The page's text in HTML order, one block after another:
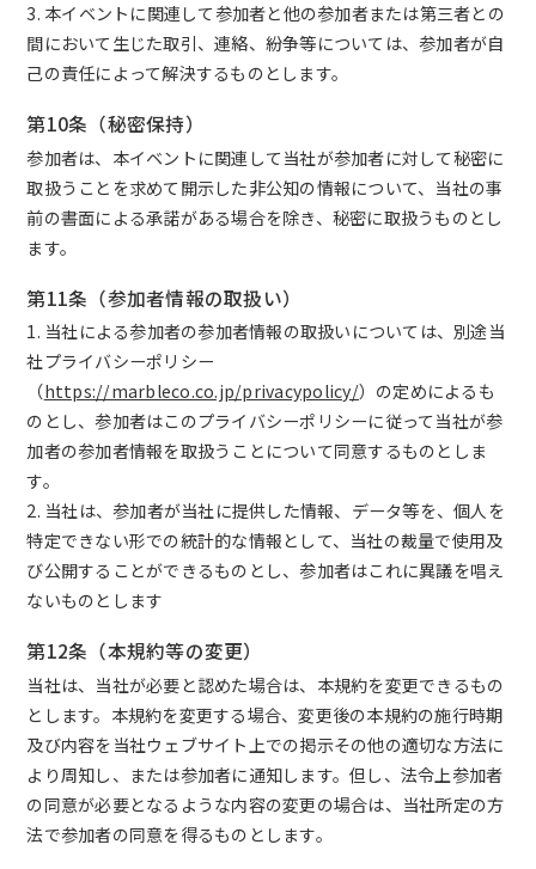
3. 本イベントに関連して参加者と他の参加者または第三者との
間において生じた取引、連絡、紛争等については、参加者が自
己の責任によって解決するものとします。
第10条（秘密保持）
参加者は、本イベントに関連して当社が参加者に対して秘密に
取扱うことを求めて開示した非公知の情報について、当社の事
前の書面による承諾がある場合を除き、秘密に取扱うものとし
ます。
第11条（参加者情報の取扱い）
1. 当社による参加者の参加者情報の取扱いについては、別途当
社プライバシーポリシー
（https://marbleco.co.jp/privacypolicy/）の定めによるも
のとし、参加者はこのプライバシーポリシーに従って当社が参
加者の参加者情報を取扱うことについて同意するものとしま
す。
2. 当社は、参加者が当社に提供した情報、データ等を、個人を
特定できない形での統計的な情報として、当社の裁量で使用及
び公開することができるものとし、参加者はこれに異議を唱え
ないものとします
第12条（本規約等の変更）
当社は、当社が必要と認めた場合は、本規約を変更できるもの
とします。本規約を変更する場合、変更後の本規約の施行時期
及び内容を当社ウェブサイト上での掲示その他の適切な方法に
より周知し、または参加者に通知します。但し、法令上参加者
の同意が必要となるような内容の変更の場合は、当社所定の方
法で参加者の同意を得るものとします。